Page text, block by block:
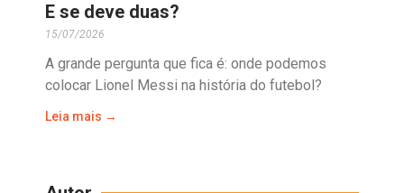
E se deve duas?
15/07/2026
A grande pergunta que fica é: onde podemos
colocar Lionel Messi na história do futebol?
Leia mais →